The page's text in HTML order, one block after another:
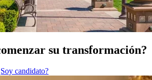
su transformación?
candidato?